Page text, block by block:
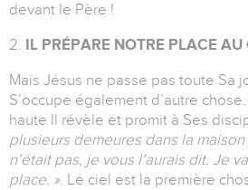
devant le Père !
2. IL PRÉPARE NOTRE PLACE AU
Mais Jésus ne passe pas toute Sa
S’occupe également d’autre
haute Il révèle et promit à Ses
plusieurs demeures dans la
n’était pas, je vous l’aurais dit. Je
place. ». Le ciel est la première